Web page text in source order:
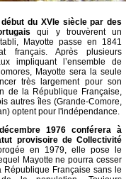
du XVIe siècle par des
qui y trouvèrent un
Mayotte passe en 1841
français. Après plusieurs
impliquant l’ensemble de
Mayotte sera la seule
très largement pour son
de la République Française,
autres îles (Grande-Comore,
optent pour l'indépendance.
1976 conférera à
provisoire de Collectivité
en 1979, elle pose le
Mayotte ne pourra cesser
République Française sans le